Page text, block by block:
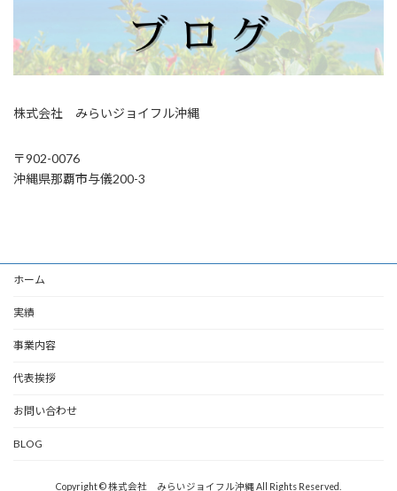
株式会社 みらいジョイフル沖縄
〒902-0076
沖縄県那覇市与儀200-3
ホーム
実績
事業内容
代表挨拶
お問い合わせ
BLOG
Copyright © 株式会社 みらいジョイフル沖縄 All Rights Reserved.